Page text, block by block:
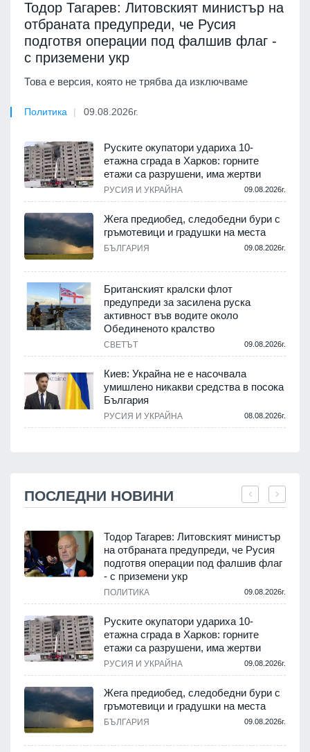
Тодор Тагарев: Литовският министър на
отбраната предупреди, че Русия
подготвя операции под фалшив флаг -
с приземени укр
Това е версия, която не трябва да изключваме
Политика 09.08.2026г.
Руските окупатори удариха 10-
етажна сграда в Харков: горните
етажи са разрушени, има жертви
РУСИЯ И УКРАЙНА 09.08.2026г.
Жега предиобед, следобедни бури с
гръмотевици и градушки на места
БЪЛГАРИЯ 09.08.2026г.
Британският кралски флот
предупреди за засилена руска
активност във водите около
Обединеното кралство
СВЕТЪТ 09.08.2026г.
Киев: Украйна не е насочвала
умишлено никакви средства в посока
България
РУСИЯ И УКРАЙНА 08.08.2026г.
ПОСЛЕДНИ НОВИНИ
Тодор Тагарев: Литовският министър
на отбраната предупреди, че Русия
подготвя операции под фалшив флаг
- с приземени укр
ПОЛИТИКА 09.08.2026г.
Руските окупатори удариха 10-
етажна сграда в Харков: горните
етажи са разрушени, има жертви
РУСИЯ И УКРАЙНА 09.08.2026г.
Жега предиобед, следобедни бури с
гръмотевици и градушки на места
БЪЛГАРИЯ 09.08.2026г.